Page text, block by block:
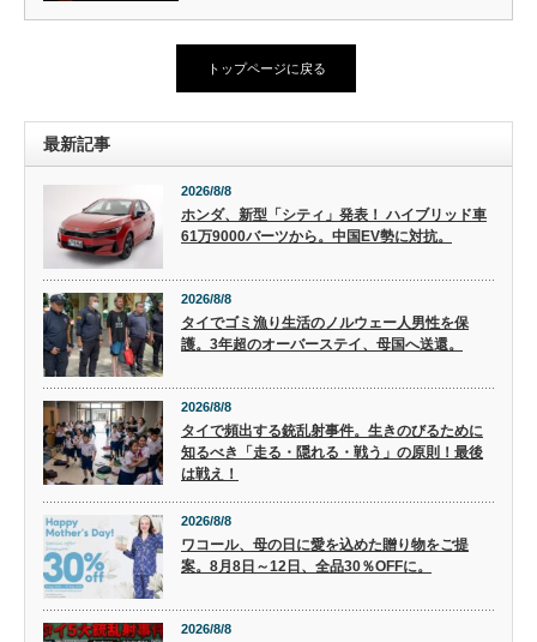
トップページに戻る
最新記事
2026/8/8
ホンダ、新型「シティ」発表！ ハイブリッド車
61万9000バーツから。中国EV勢に対抗。
2026/8/8
タイでゴミ漁り生活のノルウェー人男性を保
護。3年超のオーバーステイ、母国へ送還。
2026/8/8
タイで頻出する銃乱射事件。生きのびるために
知るべき「走る・隠れる・戦う」の原則！最後
は戦え！
2026/8/8
ワコール、母の日に愛を込めた贈り物をご提
案。8月8日～12日、全品30％OFFに。
2026/8/8